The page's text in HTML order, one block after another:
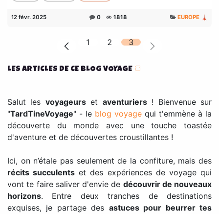
12 févr. 2025 0 1818 EUROPE 🗼
1 2 3
LES ARTICLES DE CE BLOG VOYAGE 🍞
Salut les voyageurset aventuriers! Bienvenue sur
"TardTineVoyage" - le blog voyage qui t'emmène à la
découverte du monde avec une touche toastée
d'aventure et de découvertes croustillantes !
Ici, on n’étale pas seulement de la confiture, mais des
récits succulents et des expériences de voyage qui
vont te faire saliver d'envie de découvrir de nouveaux
horizons. Entre deux tranches de destinations
exquises, je partage des astuces pour beurrer tes